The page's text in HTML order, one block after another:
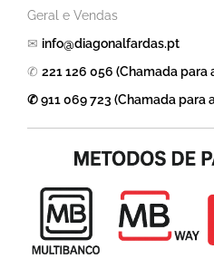
Geral e Vendas
✉ info@diagonalfardas.pt
✆ 221 126 056 (Chamada para
✆ 911 069 723 (Chamada para